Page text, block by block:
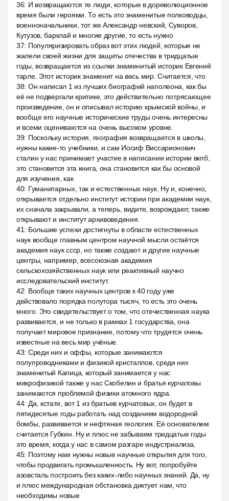
36: И возвращаются те люди, которые в дореволюционное
время были героями. То есть это знаменитые полководцы,
военноначальники, тот же Александр невский, Суворов,
Кутузов, барклай и многие другие, то есть нужно
37: Популяризировать образ вот этих людей, которые не
жалели своей жизни для защиты отечества в тридцатые
годы, возвращается из ссылки знаменитый историк Евгений
тарле. Этот историк знаменит на весь мир. Считается, что
38: Он написал 1 из лучших биографий наполеона, как бы
её не подвергали критике, это действительно потрясающее
произведение, он и описывал историю крымской войны, и
вообще его научные исторические труды очень интересны
и всеми оцениваются на очень высоком уровне.
39: Поскольку история, география возвращается в школы,
нужны какие-то учебники, и сам Иосиф Виссарионович
сталин у нас принимает участие в написании истории вкпб,
это становится эта книга, она становится как бы основой
для изучения, как
40: Гуманитарных, так и естественных наук. Ну и, конечно,
открывается отдельно институт истории при академии наук,
их сначала закрывали, а теперь, видите, возрождают, также
открывают и институт архивоведения.
41: Большие успехи достигнуты в области естественных
наук вообще главным центром научной мысли остаётся
академия наук ссср, но также создают и другие научные
центры, например, всесоюзная академия
сельскохозяйственных наук или реактивный научно
исследовательский институт.
42: Вообще таких научных центров к 40 году уже
действовало порядка полутора тысяч, то есть это очень
много. Это свидетельствует о том, что отечественная наука
развивается, и не только в рамках 1 государства, она
получает мировое признание, потому что трудятся очень
известные на весь мир учёные.
43: Среди них и оффы, которые занимаются
полупроводниками и физикой кристаллов, среди них
знаменитый Капица, который занимается у нас
микрофизикой также у нас Скобелин и братья курчатовы
занимаются проблемой физики атомного ядра.
44: Да, кстати, вот 1 из братьев курчатовых, он будет в
пятидесятые годы работать над созданием водородной
бомбы, развивается и нефтяная геология. Её основателем
считается Губкин. Ну и плюс не забываем тридцатые годы
это время, когда у нас в самом разгаре индустриализа,
45: Поэтому нам нужны новые научные открытия для того,
чтобы продвигать промышленность. Ну вот, попробуйте
азовсталь построить без каких-либо научных знаний. Да, ну
и плюс международная обстановка диктует нам, что
необходимы новые